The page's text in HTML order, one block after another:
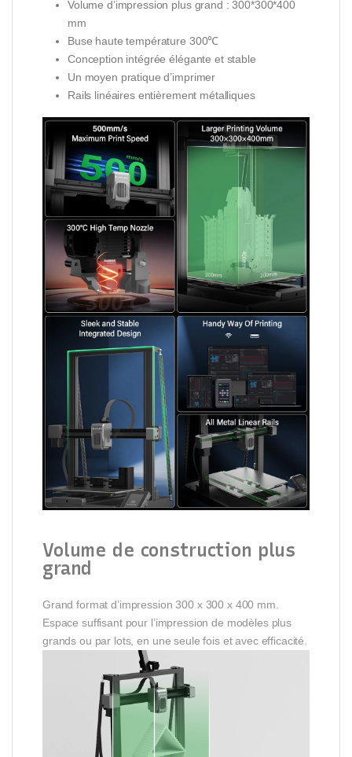
Volume d’impression plus grand : 300*300*400
mm
Buse haute température 300℃
Conception intégrée élégante et stable
Un moyen pratique d’imprimer
Rails linéaires entièrement métalliques
Volume de construction plus
grand
Grand format d’impression 300 x 300 x 400 mm.
Espace suffisant pour l’impression de modèles plus
grands ou par lots, en une seule fois et avec efficacité.